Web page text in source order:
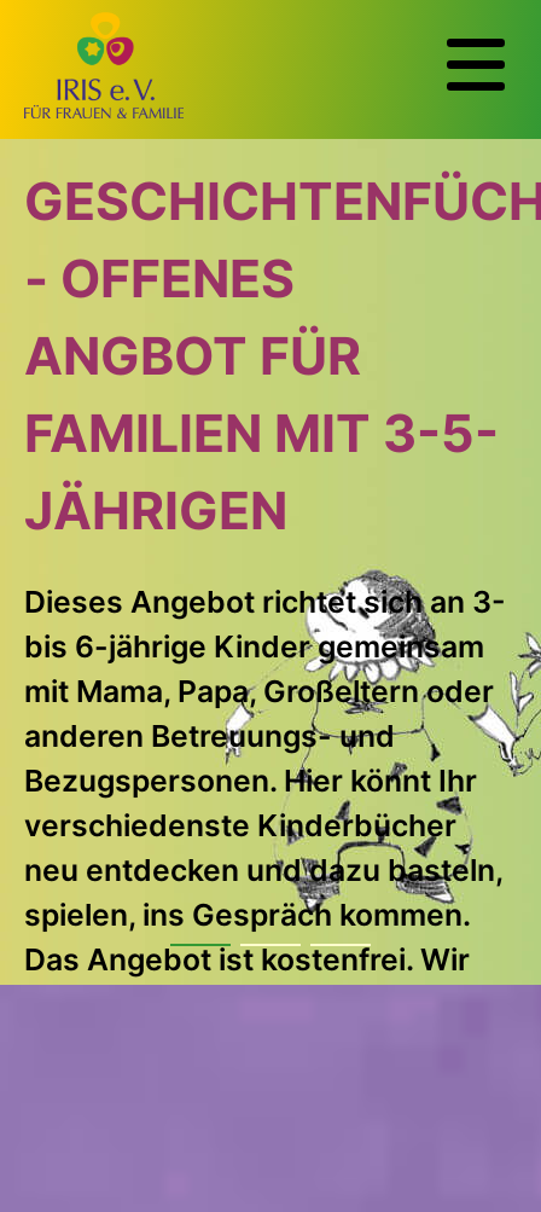
- OFFENES
ANGBOT FÜR
FAMILIEN MIT 3-5-
JÄHRIGEN
Dieses Angebot richtet sich an 3-
bis 6-jährige Kinder gemeinsam
mit Mama, Papa, Großeltern oder
anderen Betreuungs- und
Bezugspersonen. Hier könnt Ihr
verschiedenste Kinderbücher
neu entdecken und dazu basteln,
spielen, ins Gespräch kommen.
Das Angebot ist kostenfrei. Wir
OFFENE
SPIELGRUPPE AB
SOFORT DIENSTAG
NACHMITTAG
OFFENE
KRABBELGRUPPE
dienstags und donnerstags
zwischen 9-12 Uhr
Anmeldung nicht nötig